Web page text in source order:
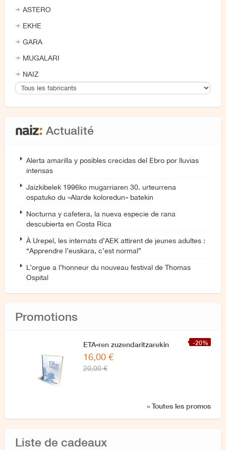
ASTERO
EKHE
GARA
MUGALARI
NAIZ
Actualité
Alerta amarilla y posibles crecidas del Ebro por lluvias
intensas
Jaizkibelek 1996ko mugarriaren 30. urteurrena
ospatuko du «Alarde koloredun» batekin
Nocturna y cafetera, la nueva especie de rana
descubierta en Costa Rica
À Urepel, les internats d’AEK attirent de jeunes adultes :
“Apprendre l’euskara, c’est normal”
L’orgue a l’honneur du nouveau festival de Thomas
Ospital
Promotions
-20%
ETA-ren zuzendaritzarekin
azken elkarrizketa
16,00 €
20,00 €
» Toutes les promos
Liste de cadeaux